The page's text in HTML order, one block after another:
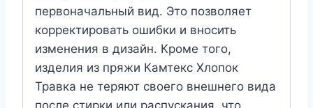
первоначальный вид. Это позволяет
корректировать ошибки и вносить
изменения в дизайн. Кроме того,
изделия из пряжи Камтекс Хлопок
Травка не теряют своего внешнего вида
после стирки или распускания, что